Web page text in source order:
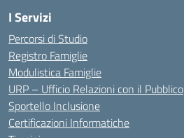
I Servizi
Percorsi di Studio
Registro Famiglie
Modulistica Famiglie
URP – Ufficio Relazioni con il Pubblico
Sportello Inclusione
Certificazioni Informatiche